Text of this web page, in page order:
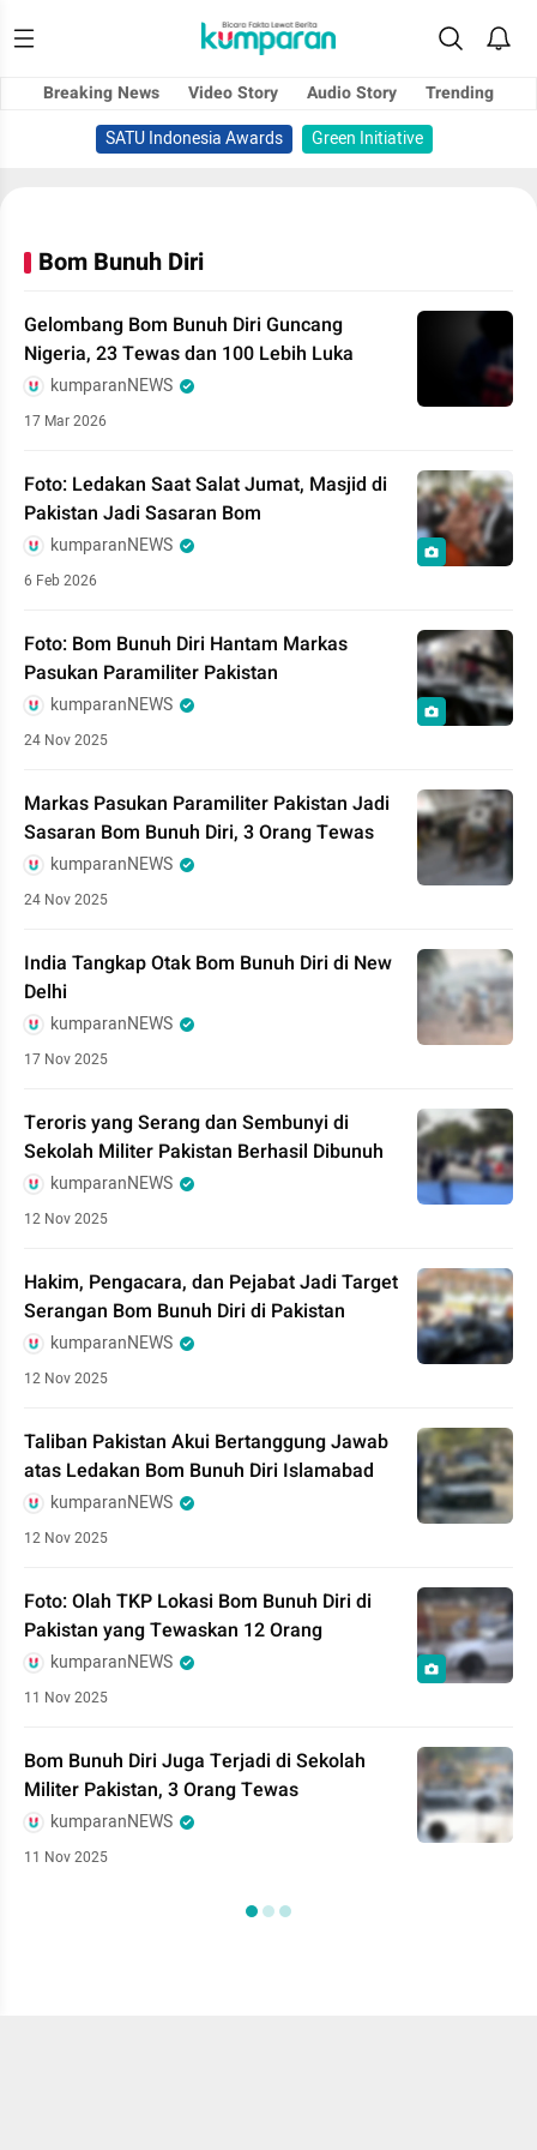
Breaking News Video Story Audio Story
Trending
SATU Indonesia Awards
Green Initiative
Bom Bunuh Diri
Gelombang Bom Bunuh Diri Guncang
Nigeria, 23 Tewas dan 100 Lebih Luka
kumparanNEWS
17 Mar 2026
Foto: Ledakan Saat Salat Jumat, Masjid di
Pakistan Jadi Sasaran Bom
kumparanNEWS
6 Feb 2026
Foto: Bom Bunuh Diri Hantam Markas
Pasukan Paramiliter Pakistan
kumparanNEWS
24 Nov 2025
Markas Pasukan Paramiliter Pakistan Jadi
Sasaran Bom Bunuh Diri, 3 Orang Tewas
kumparanNEWS
24 Nov 2025
India Tangkap Otak Bom Bunuh Diri di New
Delhi
kumparanNEWS
17 Nov 2025
Teroris yang Serang dan Sembunyi di
Sekolah Militer Pakistan Berhasil Dibunuh
kumparanNEWS
12 Nov 2025
Hakim, Pengacara, dan Pejabat Jadi Target
Serangan Bom Bunuh Diri di Pakistan
kumparanNEWS
12 Nov 2025
Taliban Pakistan Akui Bertanggung Jawab
atas Ledakan Bom Bunuh Diri Islamabad
kumparanNEWS
12 Nov 2025
Foto: Olah TKP Lokasi Bom Bunuh Diri di
Pakistan yang Tewaskan 12 Orang
kumparanNEWS
11 Nov 2025
Bom Bunuh Diri Juga Terjadi di Sekolah
Militer Pakistan, 3 Orang Tewas
kumparanNEWS
11 Nov 2025